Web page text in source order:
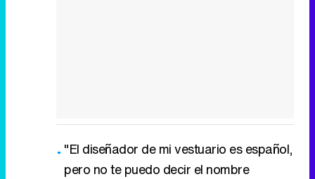
"El diseñador de mi vestuario es español,
pero no te puedo decir el nombre